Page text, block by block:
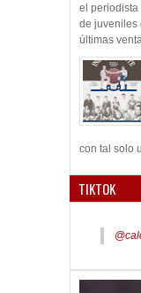
el periodista
de juveniles
últimas
con tal solo
TIKTOK